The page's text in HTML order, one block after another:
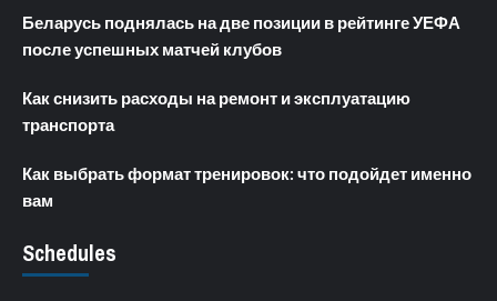
Беларусь поднялась на две позиции в рейтинге УЕФА
после успешных матчей клубов
Как снизить расходы на ремонт и эксплуатацию
транспорта
Как выбрать формат тренировок: что подойдет именно
вам
Schedules